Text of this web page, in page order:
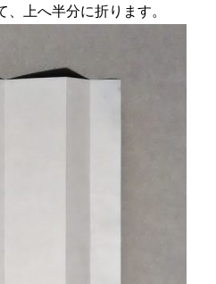
上へ半分に折ります。